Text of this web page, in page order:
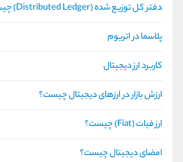
دفتر کل توزیع شده (Distributed Ledger) چیست؟
پلاسما در اتریوم
کاربرد ارز دیجیتال
ارزش بازار در ارزهای دیجیتال چیست؟
ارز فیات (Fiat) چیست؟
امضای دیجیتال چیست؟